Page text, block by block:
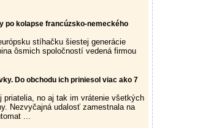
po kolapse francúzsko-nemeckého
stíhačku šiestej generácie
ôsmich spoločností vedená firmou
Do obchodu ich priniesol viac ako 7
priatelia, no aj tak im vrátenie všetkých
Nezvyčajná udalosť zamestnala na
...